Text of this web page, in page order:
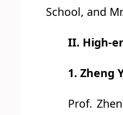
School, and
II. High-
1. Zheng
Prof.